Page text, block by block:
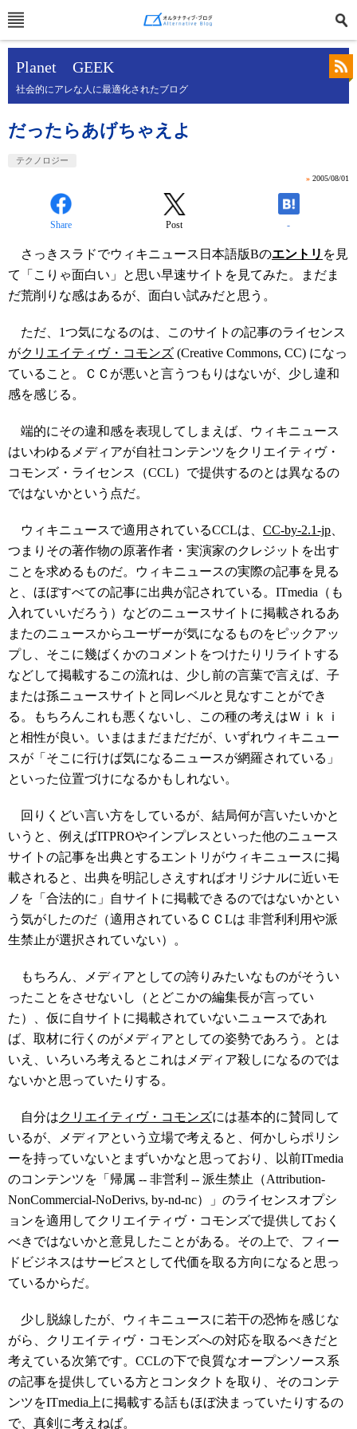
Planet GEEK
社会的にアレな人に最適化されたブログ
だったらあげちゃえよ
テクノロジー
» 2005/08/01
Share Post -
さっきスラドでウィキニュース日本語版Βのエントリ を見
て「こりゃ面白い」と思い早速サイトを見てみた。まだま
だ荒削りな感はあるが、面白い試みだと思う。
ただ、1つ気になるのは、このサイトの記事のライセンス
がクリエイティヴ・コモンズ (Creative Commons, CC) になっ
ていること。ＣＣが悪いと言うつもりはないが、少し違和
感を感じる。
端的にその違和感を表現してしまえば、ウィキニュース
はいわゆるメディアが自社コンテンツをクリエイティヴ・
コモンズ・ライセンス（CCL）で提供するのとは異なるの
ではないかという点だ。
ウィキニュースで適用されているCCLは、 CC-by-2.1-jp
つまりその著作物の原著作者・実演家のクレジットを出す
ことを求めるものだ。ウィキニュースの実際の記事を見る
と、ほぼすべての記事に出典が記されている。ITmedia（も
入れていいだろう）などのニュースサイトに掲載されるあ
またのニュースからユーザーが気になるものをピックアッ
プし、そこに幾ばくかのコメントをつけたりリライトする
などして掲載するこの流れは、少し前の言葉で言えば、子
または孫ニュースサイトと同レベルと見なすことができ
る。もちろんこれも悪くないし、この種の考えはＷｉｋｉ
と相性が良い。いまはまだまだだが、いずれウィキニュー
スが「そこに行けば気になるニュースが網羅されている」
といった位置づけになるかもしれない。
回りくどい言い方をしているが、結局何が言いたいかと
いうと、例えばITPROやインプレスといった他のニュース
サイトの記事を出典とするエントリがウィキニュースに掲
載されると、出典を明記しさえすればオリジナルに近いモ
ノを「合法的に」自サイトに掲載できるのではないかとい
う気がしたのだ（適用されているＣＣLは 非営利利用や派
生禁止が選択されていない）。
もちろん、メディアとしての誇りみたいなものがそうい
ったことをさせないし（とどこかの編集長が言ってい
た）、仮に自サイトに掲載されていないニュースであれ
ば、取材に行くのがメディアとしての姿勢であろう。とは
いえ、いろいろ考えるとこれはメディア殺しになるのでは
ないかと思っていたりする。
自分はクリエイティヴ・コモンズには基本的に賛同して
いるが、メディアという立場で考えると、何かしらポリシ
ーを持っていないとまずいかなと思っており、以前ITmedia
のコンテンツを「帰属 -- 非営利 -- 派生禁止（Attribution-
NonCommercial-NoDerivs, by-nd-nc）」のライセンスオプシ
ョンを適用してクリエイティヴ・コモンズで提供しておく
べきではないかと意見したことがある。その上で、フィー
ドビジネスはサービスとして代価を取る方向になると思っ
ているからだ。
少し脱線したが、ウィキニュースに若干の恐怖を感じな
がら、クリエイティヴ・コモンズへの対応を取るべきだと
考えている次第です。CCLの下で良質なオープンソース系
の記事を提供している方とコンタクトを取り、そのコンテ
ンツをITmedia上に掲載する話もほぼ決まっていたりするの
で、真剣に考えねば。